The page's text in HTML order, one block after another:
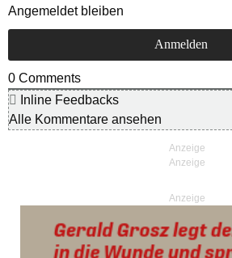
Angemeldet bleiben
0 Comments
Inline Feedbacks
Alle Kommentare ansehen
Anzeige